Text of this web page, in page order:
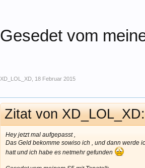
Gesedet vom
XD_LOL_XD 18 Februar 2015
Zitat von
Hey jetzt mal aufgepasst ,
Das Geld bekomme sowiso ich , und dann werde
hatt und ich habe es netmehr gefunden